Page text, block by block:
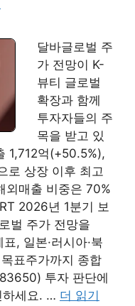
달바글로벌 주
가 전망이 K-
뷰티 글로벌
확장과 함께
투자자들의 주
목을 받고 있
1,712억(+50.5%),
로 상장 이후 최고
외매출 비중은 70%
2026년 1분기 보
벌 주가 전망을
, 일본·러시아·북
표주가까지 종합
투자 판단에
하세요. … 더 읽기